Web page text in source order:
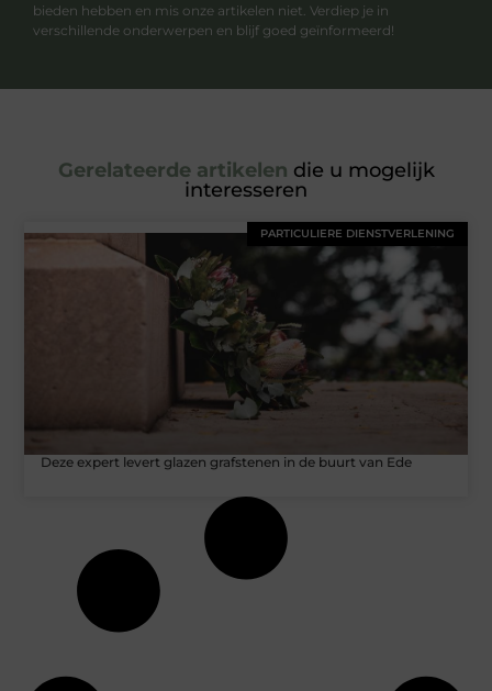
bieden hebben en mis onze artikelen niet. Verdiep je in
verschillende onderwerpen en blijf goed geïnformeerd!
Gerelateerde artikelen die u mogelijk
interesseren
PARTICULIERE DIENSTVERLENING
Deze expert levert glazen grafstenen in de buurt van Ede